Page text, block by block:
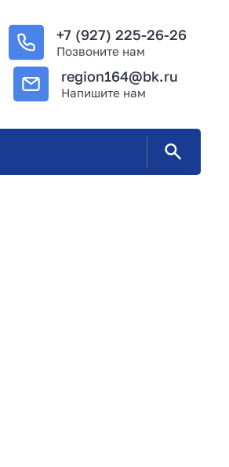
+7 (927) 225-26-26
Позвоните нам
region164@bk.ru
Напишите нам